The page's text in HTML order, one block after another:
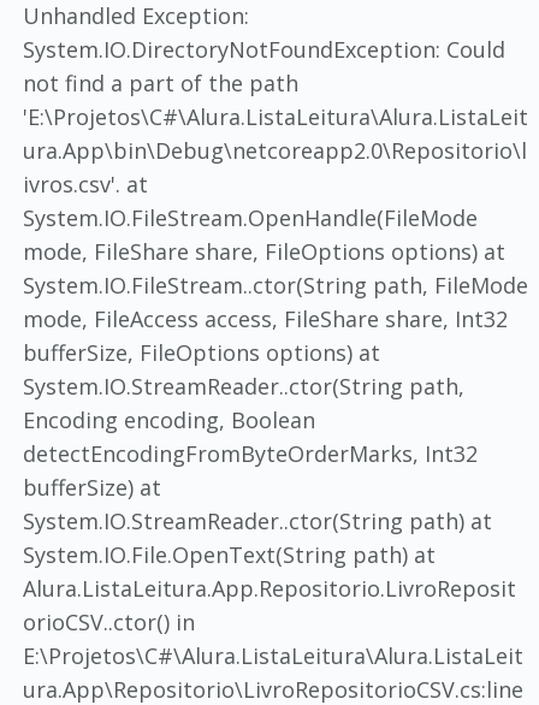
Unhandled Exception:
System.IO.DirectoryNotFoundException: Could
not find a part of the path
'E:\Projetos\C#\Alura.ListaLeitura\Alura.ListaLeit
ura.App\bin\Debug\netcoreapp2.0\Repositorio\l
ivros.csv'. at
System.IO.FileStream.OpenHandle(FileMode
mode, FileShare share, FileOptions options) at
System.IO.FileStream..ctor(String path, FileMode
mode, FileAccess access, FileShare share, Int32
bufferSize, FileOptions options) at
System.IO.StreamReader..ctor(String path,
Encoding encoding, Boolean
detectEncodingFromByteOrderMarks, Int32
bufferSize) at
System.IO.StreamReader..ctor(String path) at
System.IO.File.OpenText(String path) at
Alura.ListaLeitura.App.Repositorio.LivroReposit
orioCSV..ctor() in
E:\Projetos\C#\Alura.ListaLeitura\Alura.ListaLeit
ura.App\Repositorio\LivroRepositorioCSV.cs:line